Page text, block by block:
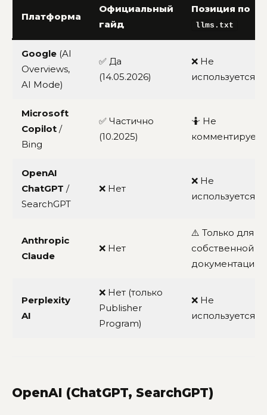
Платформа
Официальный
гайд
Позиция по
llms.txt
Google (AI
Overviews,
AI Mode)
✅ Да
(14.05.2026)
❌ Не
используется
Microsoft
Copilot /
Bing
✅ Частично
(10.2025)
🤷 Не
комментирует
OpenAI
ChatGPT /
SearchGPT
❌ Нет
❌ Не
используется
Anthropic
Claude
❌ Нет
⚠️ Только для
собственной
документации
Perplexity
AI
❌ Нет (только
Publisher
Program)
❌ Не
используется
OpenAI (ChatGPT, SearchGPT)